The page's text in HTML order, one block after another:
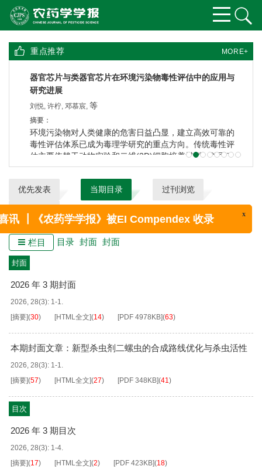
重点推荐 MORE+
器官芯片与类器官芯片在环境污染物毒性评估中的应用与
研究进展
刘悦, 许柠, 邓慕宸, 等
摘要：
环境污染物对人类健康的危害日益凸显，建立高效可靠的
毒性评估体系已成为毒理学研究的重点方向。传统毒性评
估主要依赖于动物实验和二维(2D)细胞培养模型，然而动
物实验存在种属差异导致的预测偏差和伦理争议，而2D细
胞模型则因缺乏三维微环境及细胞间相互作用，难以真实
反映人体内的代谢和毒性反应过程。近年来，器官芯片
(organ-on-a-chip)技术因其能够精确模拟人体器官的生理
微环境及功能特征，在毒理学研究中展现出独特优势。在
此基础上发展而来的类器官芯片(organoid-on-a-chip)技
术，将类器官的三维自组织特性与芯片平台的精准调控能
力相结合，进一步提升了模型在解析复杂毒性反应和个体
典型环境污染物毒性评估中的研究进展，重点总结了其在
用优势，并探讨该技术在健康风险评估领域的挑战与发展
前景，旨在为新型环境污染物的科学评估和监管决策提供
新的技术支撑。
【查看详情】
优先发表 当期目录 过刊浏览
下载排行
栏目 目录 封面 封面
封面
2026 年 3 期封面
2026, 28(3): 1-1.
[摘要](30) [HTML全文](14) [PDF 4978KB](63)
本期封面文章：新型杀虫剂二螺虫的合成路线优化与杀虫活性
2026, 28(3): 1-1.
[摘要](57) [HTML全文](27) [PDF 348KB](41)
目次
2026 年 3 期目次
2026, 28(3): 1-4.
[摘要](17) [HTML全文](2) [PDF 423KB](18)
讯 ┃《农药学学报》被EI Compendex 收录